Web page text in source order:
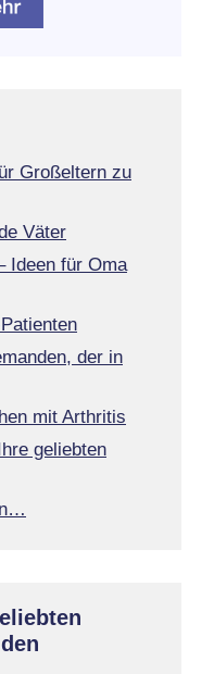
Großeltern zu
Väter
Ideen für Oma
der in
mit Arthritis
geliebten